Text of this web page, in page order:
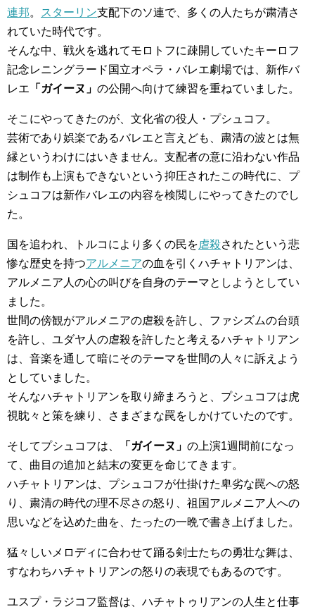
連邦。 スターリン支配下のソ連で、多くの人たちが粛清さ
れていた時代です。
そんな中、戦火を逃れてモロトフに疎開していたキーロフ
記念レニングラード国立オペラ・バレエ劇場では、新作バ
レエ 「ガイーヌ」 の公開へ向けて練習を重ねていました。
そこにやってきたのが、文化省の役人・プシュコフ。
芸術であり娯楽であるバレエと言えども、粛清の波とは無
縁というわけにはいきません。支配者の意に沿わない作品
は制作も上演もできないという抑圧されたこの時代に、プ
シュコフは新作バレエの内容を検閲しにやってきたのでし
た。
国を追われ、トルコにより多くの民を虐殺されたという悲
惨な歴史を持つアルメニアの血を引くハチャトリアンは、
アルメニア人の心の叫びを自身のテーマとしようとしてい
ました。
世間の傍観がアルメニアの虐殺を許し、ファシズムの台頭
を許し、ユダヤ人の虐殺を許したと考えるハチャトリアン
は、音楽を通して暗にそのテーマを世間の人々に訴えよう
としていました。
そんなハチャトリアンを取り締まろうと、プシュコフは虎
視眈々と策を練り、さまざまな罠をしかけていたのです。
そしてプシュコフは、 「ガイーヌ」 の上演1週間前になっ
て、曲目の追加と結末の変更を命じてきます。
ハチャトリアンは、プシュコフが仕掛けた卑劣な罠への怒
り、粛清の時代の理不尽さの怒り、祖国アルメニア人への
思いなどを込めた曲を、たったの一晩で書き上げました。
猛々しいメロディに合わせて踊る剣士たちの勇壮な舞は、
すなわちハチャトリアンの怒りの表現でもあるのです。
ユスプ・ラジコフ監督は、ハチャトゥリアンの人生と仕事